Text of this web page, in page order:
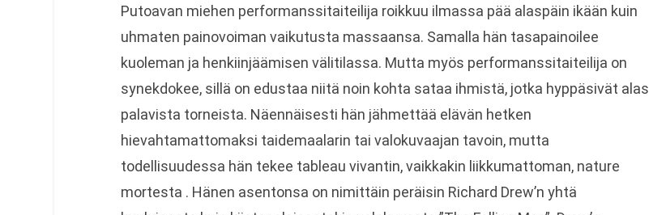
Putoavan miehen performanssitaiteilija roikkuu ilmassa pää alaspäin ikään kuin
uhmaten painovoiman vaikutusta massaansa. Samalla hän tasapainoilee
kuoleman ja henkiinjäämisen välitilassa. Mutta myös performanssitaiteilija on
synekdokee, sillä on edustaa niitä noin kohta sataa ihmistä, jotka hyppäsivät alas
palavista torneista. Näennäisesti hän jähmettää elävän hetken
hievahtamattomaksi taidemaalarin tai valokuvaajan tavoin, mutta
todellisuudessa hän tekee tableau vivantin, vaikkakin liikkumattoman, nature
mortesta . Hänen asentonsa on nimittäin peräisin Richard Drew’n yhtä